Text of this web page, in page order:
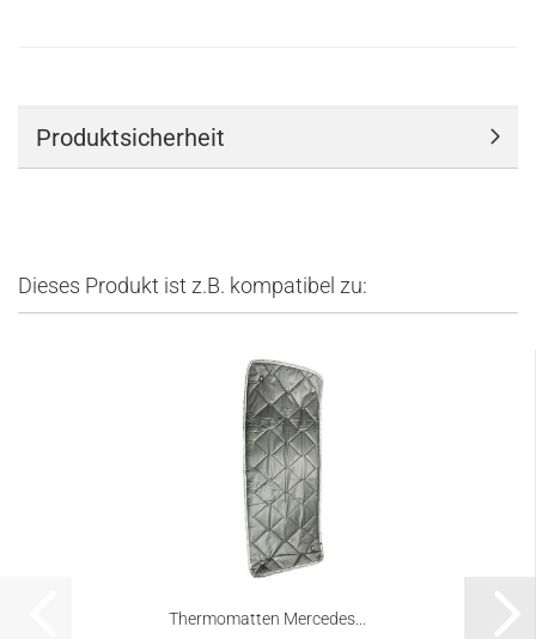
Produktsicherheit
Dieses Produkt ist z.B. kompatibel zu:
Thermomatten Mercedes...